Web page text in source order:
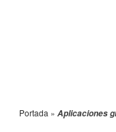
Portada » Aplicaciones